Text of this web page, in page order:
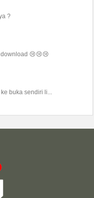
?
😢😢😢
buka sendiri li...